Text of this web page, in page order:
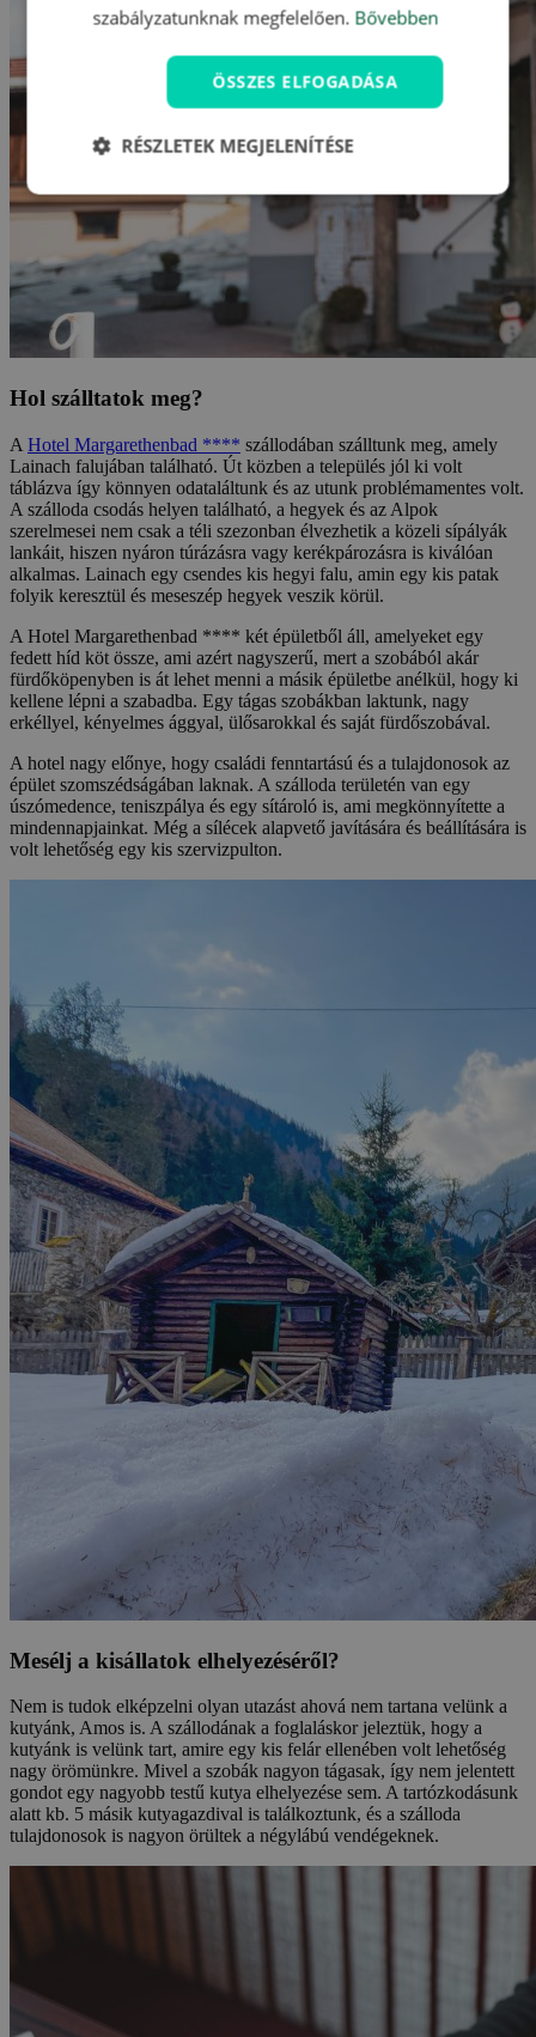
Hol szálltatok meg?
A Hotel Margarethenbad **** szállodában szálltunk meg, amely
Lainach falujában található. Út közben a település jól ki volt
táblázva így könnyen odataláltunk és az utunk problémamentes volt.
A szálloda csodás helyen található, a hegyek és az Alpok
szerelmesei nem csak a téli szezonban élvezhetik a közeli sípályák
lankáit, hiszen nyáron túrázásra vagy kerékpározásra is kiválóan
alkalmas. Lainach egy csendes kis hegyi falu, amin egy kis patak
folyik keresztül és meseszép hegyek veszik körül.
A Hotel Margarethenbad **** két épületből áll, amelyeket egy
fedett híd köt össze, ami azért nagyszerű, mert a szobából akár
fürdőköpenyben is át lehet menni a másik épületbe anélkül, hogy ki
kellene lépni a szabadba. Egy tágas szobákban laktunk, nagy
erkéllyel, kényelmes ággyal, ülősarokkal és saját fürdőszobával.
A hotel nagy előnye, hogy családi fenntartású és a tulajdonosok az
épület szomszédságában laknak. A szálloda területén van egy
úszómedence, teniszpálya és egy sítároló is, ami megkönnyítette a
mindennapjainkat. Még a sílécek alapvető javítására és beállítására is
volt lehetőség egy kis szervizpulton.
Mesélj a kisállatok elhelyezéséről?
Nem is tudok elképzelni olyan utazást ahová nem tartana velünk a
kutyánk, Amos is. A szállodának a foglaláskor jeleztük, hogy a
kutyánk is velünk tart, amire egy kis felár ellenében volt lehetőség
nagy örömünkre. Mivel a szobák nagyon tágasak, így nem jelentett
gondot egy nagyobb testű kutya elhelyezése sem. A tartózkodásunk
alatt kb. 5 másik kutyagazdival is találkoztunk, és a szálloda
tulajdonosok is nagyon örültek a négylábú vendégeknek.
szabályzatunknak megfelelően. Bővebben
ÖSSZES ELFOGADÁSA
RÉSZLETEK MEGJELENÍTÉSE